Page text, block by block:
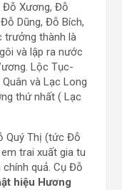
Đỗ Xương, Đỗ
Dũng, Đỗ Bích,
trưởng thành là
và lập ra nước
Lộc Tục-
và Lạc Long
thứ nhất ( Lạc
Quý Thị (tức Đỗ
trai xuất gia tu
quả. Cụ Đỗ
hiệu Hương